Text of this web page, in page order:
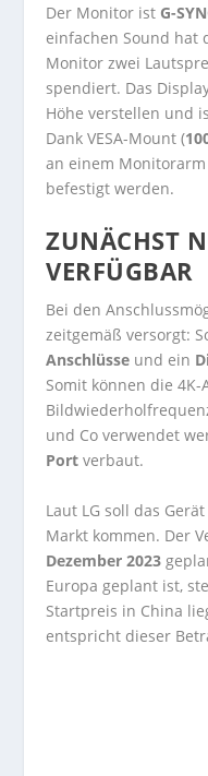
Der Monitor ist G-
einfachen Sound hat
Monitor zwei
spendiert. Das
Höhe verstellen und
Dank VESA-Mount (
an einem
befestigt werden.
ZUNÄCHST
VERFÜGBAR
Bei den
zeitgemäß versorgt:
Anschlüsse und ein
Somit können die
und Co verwendet
Portverbaut.
Laut LG soll das
Markt kommen. Der
Dezember 2023
Europa geplant ist,
Startpreis in China
entspricht dieser